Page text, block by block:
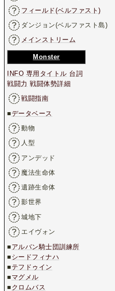
フィールド(ベルファスト)
ダンジョン(ベルファスト島)
メインストリーム
Monster
INFO 専用タイトル 台詞
戦闘力 戦闘体勢詳細
戦闘指南
■データベース
動物
人型
アンデッド
魔法生命体
遺跡生命体
影世界
城地下
エイヴォン
■ アルバン騎士団訓練所
■ シードフィナハ
■ テフドゥイン
■ マグメル
■ クロムバス